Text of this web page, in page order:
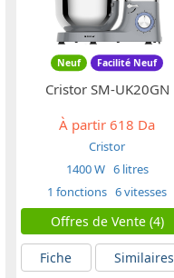
Neuf Facilité Neuf
Cristor SM-UK20GN
À partir 618 Da
Cristor
1400 W 6 litres
1 fonctions 6 vitesses
Offres de Vente (4)
Fiche
Similaires